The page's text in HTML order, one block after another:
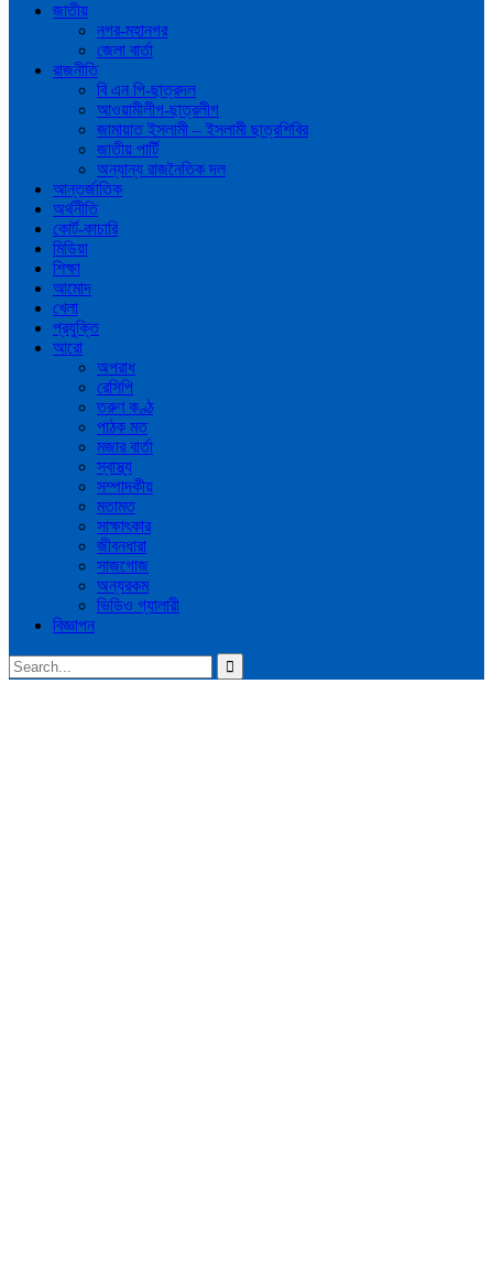
জাতীয়
নগর-মহানগর
জেলা বার্তা
রাজনীতি
বি এন পি-ছাত্রদল
আওয়ামীলীগ-ছাত্রলীগ
জামায়াত ইসলামী – ইসলামী ছাত্রশিবির
জাতীয় পার্টি
অন্যান্য রাজনৈতিক দল
আন্তর্জাতিক
অর্থনীতি
কোর্ট-কাচারি
মিডিয়া
শিক্ষা
আমোদ
খেলা
প্রযুক্তি
আরো
অপরাধ
রেসিপি
তরুণ কণ্ঠ
পাঠক মত
মজার বার্তা
স্বাস্থ্য
সম্পাদকীয়
মতামত
সাক্ষাৎকার
জীবনধারা
সাজগোজ
অন্যরকম
ভিডিও গ্যালারী
বিজ্ঞাপন